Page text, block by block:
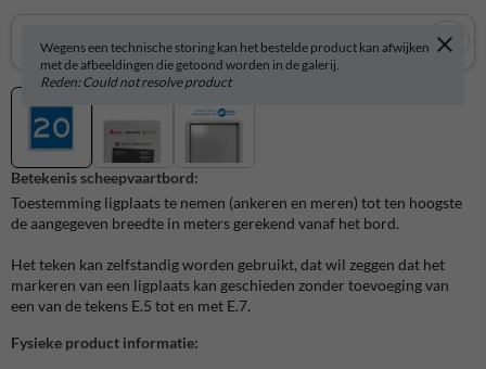
Wegens een technische storing kan het bestelde product kan afwijken
met de afbeeldingen die getoond worden in de galerij.
Reden: Could not resolve product
Betekenis scheepvaartbord:
Toestemming ligplaats te nemen (ankeren en meren) tot ten hoogste
de aangegeven breedte in meters gerekend vanaf het bord.
Het teken kan zelfstandig worden gebruikt, dat wil zeggen dat het
markeren van een ligplaats kan geschieden zonder toevoeging van
een van de tekens E.5 tot en met E.7.
Fysieke product informatie: